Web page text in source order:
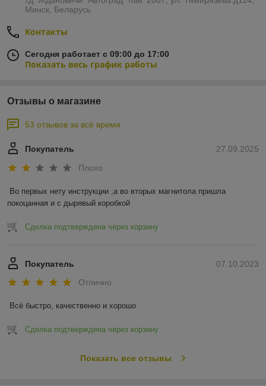
Минск, Беларусь
Контакты
Сегодня работает с 09:00 до 17:00
Показать весь график работы
Отзывы о магазине
53 отзывов за всё время
27.09.2025
Покупатель
Плохо
Во первых нету инструкции ,а во вторых магнитола пришла
покоцанная и с дырявый коробкой
Сделка подтверждена через корзину
07.10.2023
Покупатель
Отлично
Всё быстро, качественно и хорошо
Сделка подтверждена через корзину
Показать все отзывы